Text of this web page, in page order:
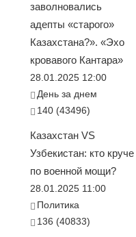
заволновались
адепты «старого»
Казахстана?». «Эхо
кровавого Кантара»
28.01.2025 12:00
День за днем
140 (43496)
Казахстан VS
Узбекистан: кто круче
по военной мощи?
28.01.2025 11:00
Политика
136 (40833)